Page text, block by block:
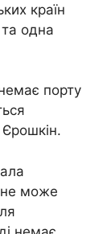
країн
та одна
порту
не може